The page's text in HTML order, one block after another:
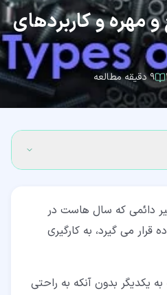
مهره و کاربردهای
۹ دقیقه مطالعه
دائمی که سال هاست در
قرار می گیرد، به کارگیری
یکدیگر بدون آنکه به راحتی